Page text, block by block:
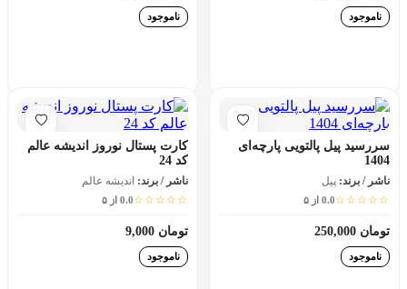
ناموجود ناموجود
سررسید پیل پالتویی پارچه‌ای
1404
ناشر / برند: پیل
☆☆☆☆☆0.0 از ۵
تومان 250,000
ناموجود
کارت پستال نوروز اندیشه عالم
کد 24
ناشر / برند: اندیشه عالم
☆☆☆☆☆0.0 از ۵
تومان 9,000
ناموجود